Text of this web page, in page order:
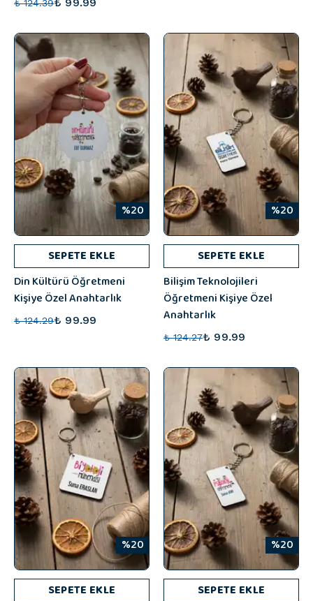
₺ 124.39
%20
SEPETE EKLE
Din Kültürü Öğretmeni
Kişiye Özel Anahtarlık
₺ 124.29₺ 99.99
%20
SEPETE EKLE
Bilişim Teknolojileri
Öğretmeni Kişiye Özel
Anahtarlık
₺ 124.27₺ 99.99
%20
SEPETE EKLE
%20
SEPETE EKLE